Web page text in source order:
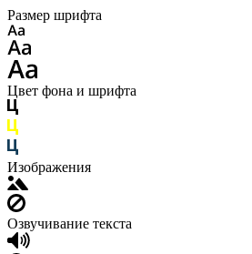
Размер шрифта
Цвет фона и шрифта
Изображения
Озвучивание текста